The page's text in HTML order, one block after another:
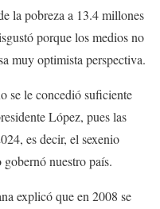
la pobreza a 13.4 millones
porque los medios no
muy optimista perspectiva.
se le concedió suficiente
López, pues las
es decir, el sexenio
nuestro país.
explicó que en 2008 se